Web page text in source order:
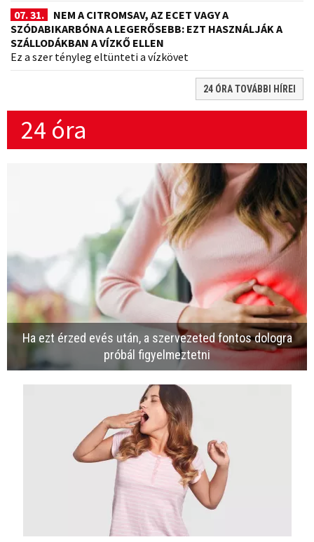
07. 31.
NEM A CITROMSAV, AZ ECET VAGY A
SZÓDABIKARBÓNA A LEGERŐSEBB: EZT HASZNÁLJÁK A
SZÁLLODÁKBAN A VÍZKŐ ELLEN
Ez a szer tényleg eltünteti a vízkövet
24 ÓRA TOVÁBBI HÍREI
24 óra
Ha ezt érzed evés után, a szervezeted fontos dologra
próbál figyelmeztetni